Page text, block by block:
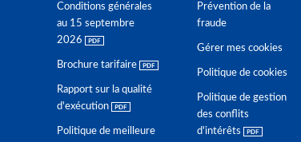
Conditions générales
au 15 septembre
2026
Brochure tarifaire
Rapport sur la qualité
d'exécution
Politique de meilleure
Prévention de la
fraude
Gérer mes cookies
Politique de cookies
Politique de gestion
des conflits
d'intérêts